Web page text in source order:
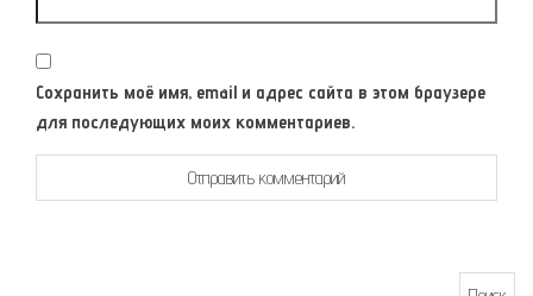
Сохранить моё имя, email и адрес сайта в этом браузере
для последующих моих комментариев.